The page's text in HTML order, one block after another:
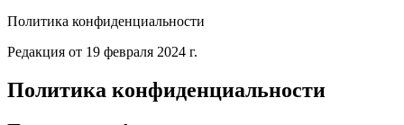
Политика конфиденциальности
Редакция от 19 февраля 2024 г.
Политика конфиденциальности